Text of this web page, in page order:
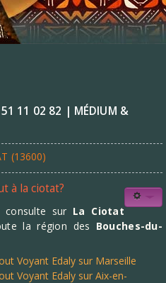
11 02 82 | MÉDIUM &
(13600)
à la ciotat?
consulte sur La Ciotat
la région des Bouches-du-
Voyant Edaly sur Marseille
Voyant Edaly sur Aix-en-